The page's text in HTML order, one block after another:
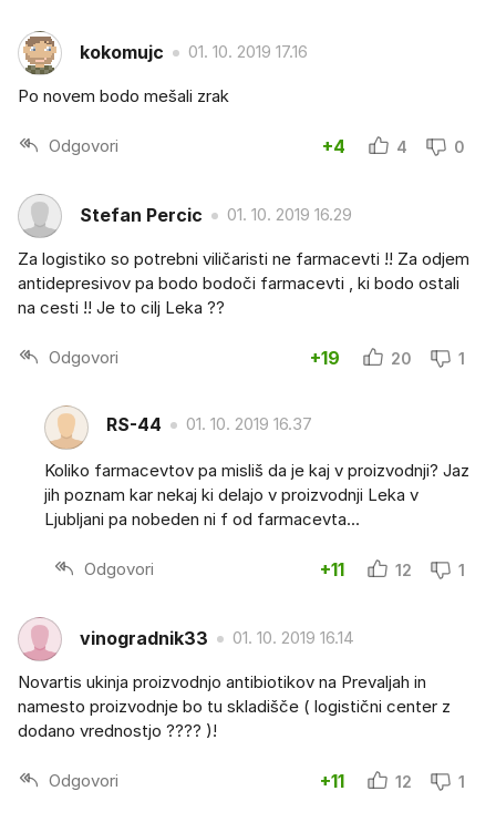
kokomujc 01. 10. 2019 17.16
Po novem bodo mešali zrak
Odgovori +4 4 0
Stefan Percic 01. 10. 2019 16.29
Za logistiko so potrebni viličaristi ne farmacevti !! Za odjem
antidepresivov pa bodo bodoči farmacevti , ki bodo ostali
na cesti !! Je to cilj Leka ??
Odgovori +19 20 1
RS-44 01. 10. 2019 16.37
Koliko farmacevtov pa misliš da je kaj v proizvodnji? Jaz
jih poznam kar nekaj ki delajo v proizvodnji Leka v
Ljubljani pa nobeden ni f od farmacevta...
Odgovori +11 12 1
vinogradnik33 01. 10. 2019 16.14
Novartis ukinja proizvodnjo antibiotikov na Prevaljah in
namesto proizvodnje bo tu skladišče ( logistični center z
dodano vrednostjo ???? )!
Odgovori +11 12 1